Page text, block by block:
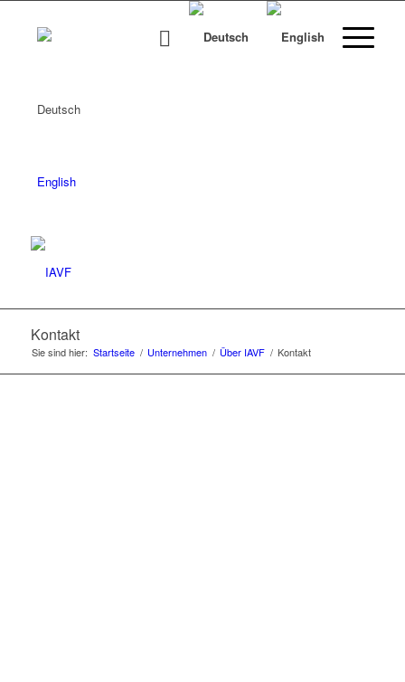
Deutsch
English
Kontakt
Sie sind hier: Startseite / Unternehmen / Über IAVF / Kontakt